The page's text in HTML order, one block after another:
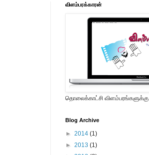
விளம்பரக்காரன்
தொலைக்காட்சி விளம்பரங்களுக்கு
Blog Archive
► 2014 (1)
► 2013 (1)